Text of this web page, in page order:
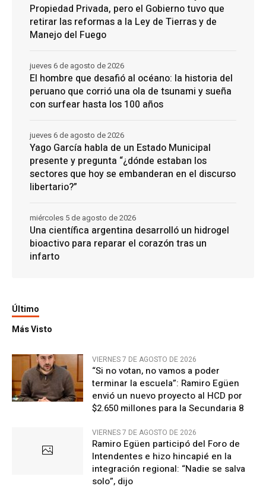
Propiedad Privada, pero el Gobierno tuvo que
retirar las reformas a la Ley de Tierras y de
Manejo del Fuego
El hombre que desafió al océano: la historia del
peruano que corrió una ola de tsunami y sueña
con surfear hasta los 100 años
jueves 6 de agosto de 2026
Yago García habla de un Estado Municipal
presente y pregunta “¿dónde estaban los
sectores que hoy se embanderan en el discurso
libertario?”
jueves 6 de agosto de 2026
Una científica argentina desarrolló un hidrogel
bioactivo para reparar el corazón tras un
infarto
miércoles 5 de agosto de 2026
Último
Más Visto
VIERNES 7 DE AGOSTO DE 2026
“Si no votan, no vamos a poder
terminar la escuela”: Ramiro Egüen
envió un nuevo proyecto al HCD por
$2.650 millones para la Secundaria 8
VIERNES 7 DE AGOSTO DE 2026
Ramiro Egüen participó del Foro de
Intendentes e hizo hincapié en la
integración regional: “Nadie se salva
solo”, dijo